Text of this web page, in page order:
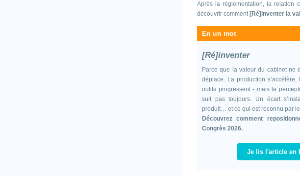
Après la réglementation, la relation
découvrir comment [Ré]inventer la
En un mot
[Ré]inventer
Parce que la valeur du cabinet ne
déplace. La production
outils progressent - mais la
suit pas toujours. Un écart
produit… et ce qui est reconnu par
Découvrez comment
Congrès 2026.
Je lis l'article en